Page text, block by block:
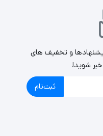
و تخفیف های
خبر شوید!
ثبت‌نام